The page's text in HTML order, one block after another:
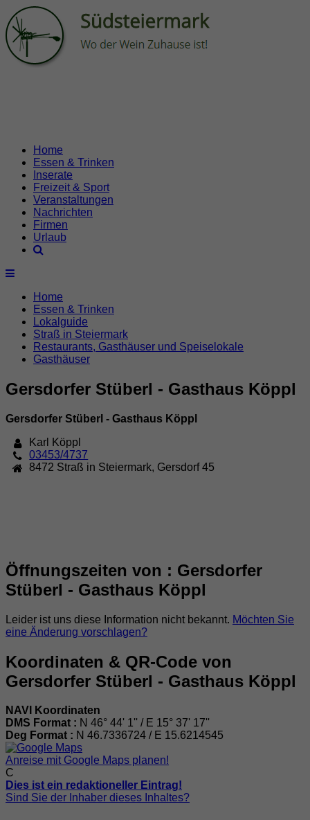
Home
Essen & Trinken
Inserate
Freizeit & Sport
Veranstaltungen
Nachrichten
Firmen
Urlaub
Home
Essen & Trinken
Lokalguide
Straß in Steiermark
Restaurants, Gasthäuser und Speiselokale
Gasthäuser
Gersdorfer Stüberl - Gasthaus Köppl
Gersdorfer Stüberl - Gasthaus Köppl
Karl Köppl
03453/4737
8472 Straß in Steiermark, Gersdorf 45
Öffnungszeiten von : Gersdorfer
Stüberl - Gasthaus Köppl
Leider ist uns diese Information nicht bekannt. Möchten Sie
eine Änderung vorschlagen?
Koordinaten & QR-Code von
Gersdorfer Stüberl - Gasthaus Köppl
NAVI Koordinaten
DMS Format : N 46° 44' 1'' / E 15° 37' 17''
Deg Format : N 46.7336724 / E 15.6214545
Anreise mit Google Maps planen!
C
Dies ist ein redaktioneller Eintrag!
Sind Sie der Inhaber dieses Inhaltes?